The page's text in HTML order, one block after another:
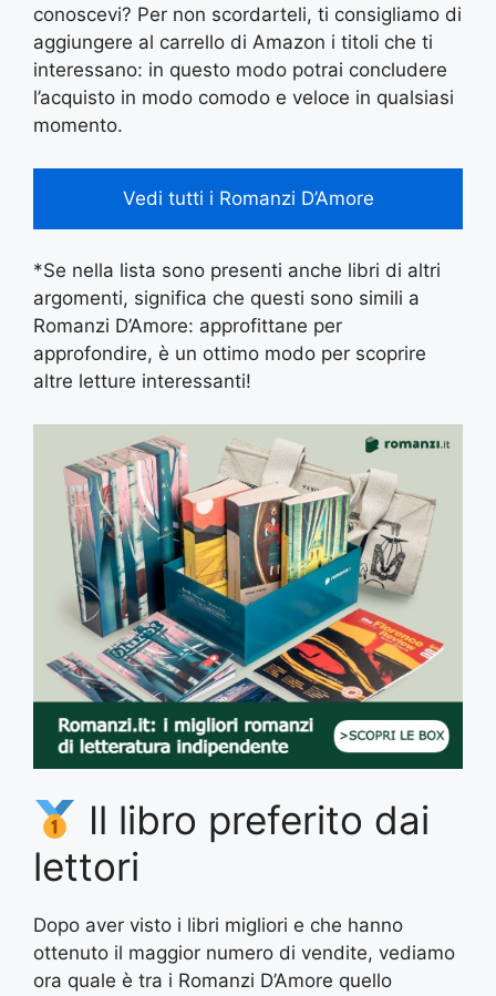
conoscevi? Per non scordarteli, ti consigliamo di
aggiungere al carrello di Amazon i titoli che ti
interessano: in questo modo potrai concludere
l’acquisto in modo comodo e veloce in qualsiasi
momento.
Vedi tutti i Romanzi D’Amore
*Se nella lista sono presenti anche libri di altri
argomenti, significa che questi sono simili a
Romanzi D’Amore: approfittane per
approfondire, è un ottimo modo per scoprire
altre letture interessanti!
Il libro preferito dai
lettori
Dopo aver visto i libri migliori e che hanno
ottenuto il maggior numero di vendite, vediamo
ora quale è tra i Romanzi D’Amore quello